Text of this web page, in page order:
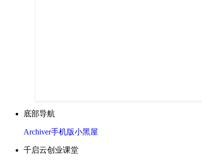
底部导航
Archiver手机版小黑屋
千启云创业课堂